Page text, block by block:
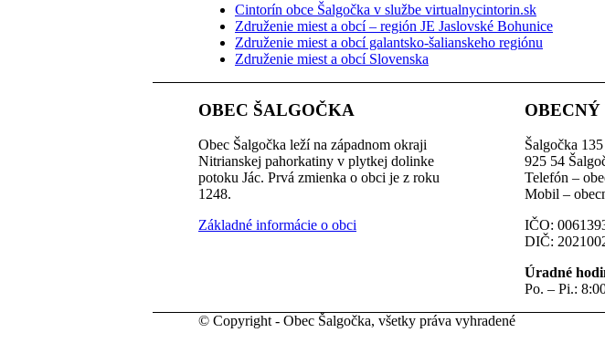
Cintorín obce Šalgočka v službe virtualnycintorin.sk
Združenie miest a obcí – región JE Jaslovské Bohunice
Združenie miest a obcí galantsko-šalianskeho regiónu
Združenie miest a obcí Slovenska
OBEC ŠALGOČKA
Obec Šalgočka leží na západnom okraji
Nitrianskej pahorkatiny v plytkej dolinke
potoku Jác. Prvá zmienka o obci je z roku
1248.
Základné informácie o obci
Šalgočka 135
925 54
Telefón –
Mobil –
IČO:
DIČ:
Úradné
Po. – Pi.:
© Copyright - Obec Šalgočka, všetky práva vyhradené